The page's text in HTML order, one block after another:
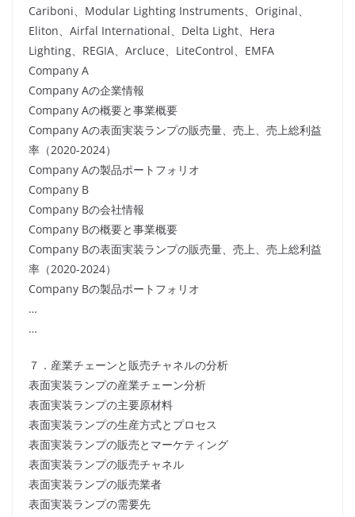
Cariboni、Modular Lighting Instruments、Original、
Eliton、Airfal International、Delta Light、Hera
Lighting、REGIA、Arcluce、LiteControl、EMFA
Company A
Company Aの企業情報
Company Aの概要と事業概要
Company Aの表面実装ランプの販売量、売上、売上総利益
率（2020-2024）
Company Aの製品ポートフォリオ
Company B
Company Bの会社情報
Company Bの概要と事業概要
Company Bの表面実装ランプの販売量、売上、売上総利益
率（2020-2024）
Company Bの製品ポートフォリオ
…
…
７．産業チェーンと販売チャネルの分析
表面実装ランプの産業チェーン分析
表面実装ランプの主要原材料
表面実装ランプの生産方式とプロセス
表面実装ランプの販売とマーケティング
表面実装ランプの販売チャネル
表面実装ランプの販売業者
表面実装ランプの需要先